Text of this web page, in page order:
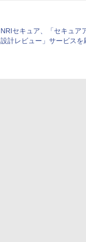
NRIセキュア、「セキュア
設計レビュー」サービスを